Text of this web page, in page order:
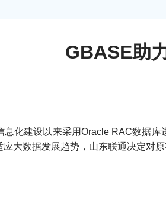
GBASE助
息化建设以来采用Oracle RAC数据
大数据发展趋势，山东联通决定对